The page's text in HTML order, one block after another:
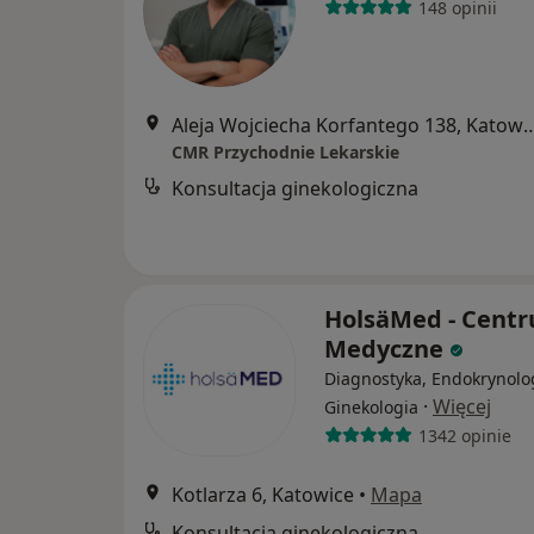
148 opinii
Aleja
CMR Przychodnie Lekarskie
Konsultacja ginekologiczna
HolsäMed -
Medyczne
Diagnostyka,
Ginekologia · Więcej
1342 opinie
Kotlarza 6, Katowice • Mapa